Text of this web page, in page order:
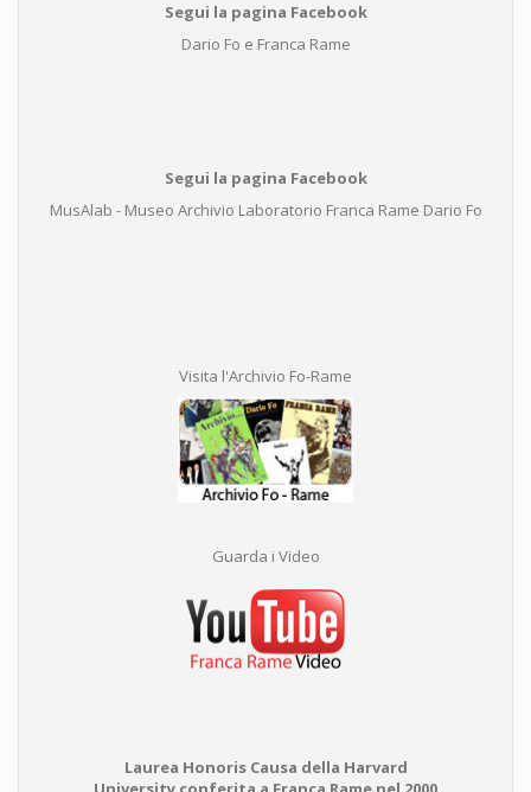
Segui la pagina Facebook
Dario Fo e Franca Rame
Segui la pagina Facebook
MusAlab - Museo Archivio Laboratorio Franca Rame Dario Fo
Visita l'Archivio Fo-Rame
Guarda i Video
Laurea Honoris Causa della Harvard